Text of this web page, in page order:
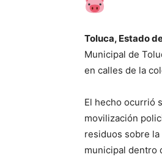
Toluca, Estado
Municipal de
en calles de la
El hecho ocurrió
movilización
residuos sobre
municipal dentro